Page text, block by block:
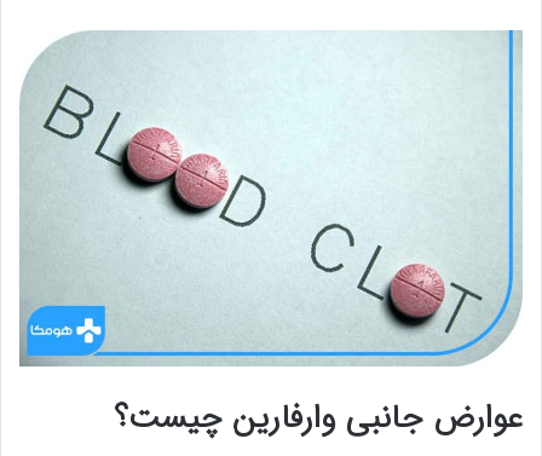
عوارض جانبی وارفارین چیست؟